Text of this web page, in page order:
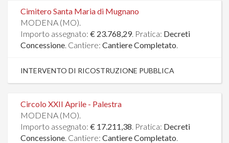
Cimitero Santa Maria di Mugnano
MODENA (MO).
Importo assegnato: € 23.768,29. Pratica: Decreti
Concessione. Cantiere: Cantiere Completato.
INTERVENTO DI RICOSTRUZIONE PUBBLICA
Circolo XXII Aprile - Palestra
MODENA (MO).
Importo assegnato: € 17.211,38. Pratica: Decreti
Concessione. Cantiere: Cantiere Completato.